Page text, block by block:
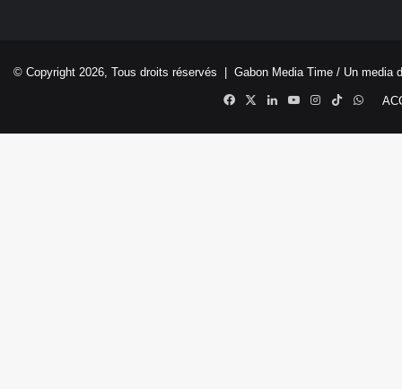
© Copyright 2026, Tous droits réservés | Gabon Media Time / Un media
Facebook
X LinkedinYouTubeInstagram
TikTok